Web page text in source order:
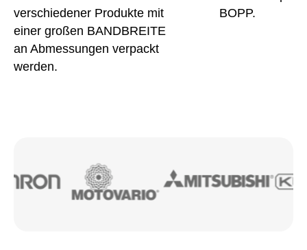
verschiedener Produkte mit
einer großen BANDBREITE
an Abmessungen verpackt
werden.
BOPP.